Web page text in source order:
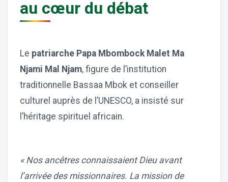
au cœur du débat
Le patriarche Papa Mbombock Malet Ma
Njami Mal Njam, figure de l’institution
traditionnelle Bassaa Mbok et conseiller
culturel auprès de l’UNESCO, a insisté sur
l’héritage spirituel africain.
« Nos ancêtres connaissaient Dieu avant
l’arrivée des missionnaires. La mission de